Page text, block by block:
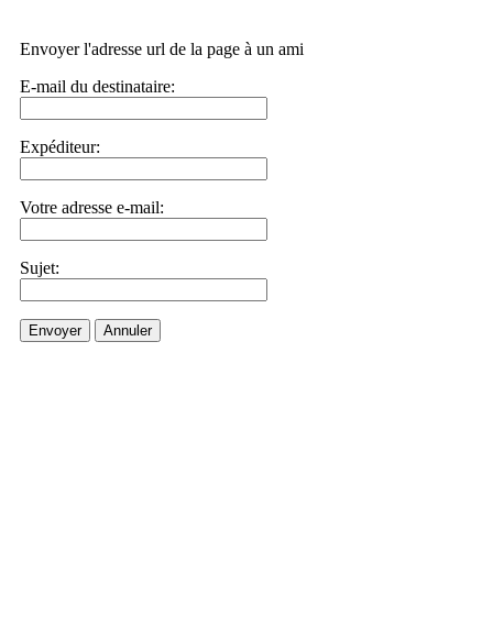
Envoyer l'adresse url de la page à un ami
E-mail du destinataire:
Expéditeur:
Votre adresse e-mail:
Sujet:
Envoyer Annuler